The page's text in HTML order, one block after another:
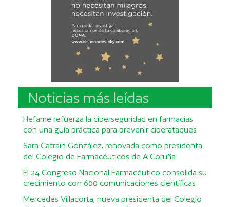
Noticias más leídas
Hefame refuerza la ciberseguridad en farmacias
con una guía práctica para prevenir ciberataques
Sara Catrain González, renovada como presidenta
del Colegio de Farmacéuticos de A Coruña
El 24 Congreso Nacional Farmacéutico consolida su
crecimiento con 600 comunicaciones científicas
Mercedes Villacorta, nueva presidenta del Colegio